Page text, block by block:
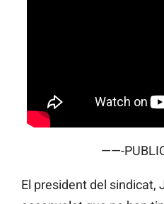
——-
El president del sindicat,